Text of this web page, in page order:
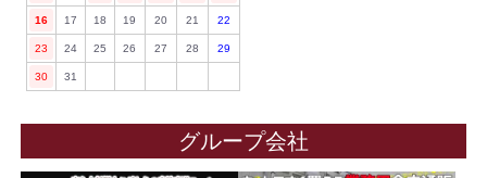
16 17 18 19 20 21 22
23 24 25 26 27 28 29
30 31
グループ会社